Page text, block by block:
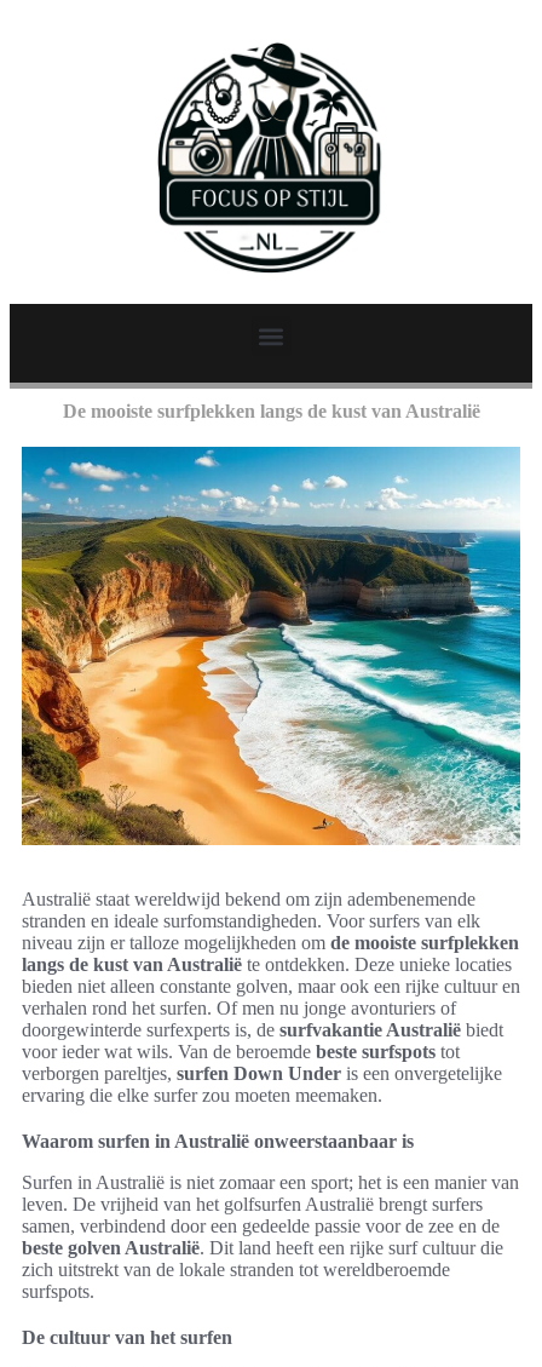
De mooiste surfplekken langs de kust van Australië
Australië staat wereldwijd bekend om zijn adembenemende
stranden en ideale surfomstandigheden. Voor surfers van elk
niveau zijn er talloze mogelijkheden om de mooiste surfplekken
langs de kust van Australië te ontdekken. Deze unieke locaties
bieden niet alleen constante golven, maar ook een rijke cultuur en
verhalen rond het surfen. Of men nu jonge avonturiers of
doorgewinterde surfexperts is, de surfvakantie Australië biedt
voor ieder wat wils. Van de beroemde beste surfspots tot
verborgen pareltjes, surfen Down Under is een onvergetelijke
ervaring die elke surfer zou moeten meemaken.
Waarom surfen in Australië onweerstaanbaar is
Surfen in Australië is niet zomaar een sport; het is een manier van
leven. De vrijheid van het golfsurfen Australië brengt surfers
samen, verbindend door een gedeelde passie voor de zee en de
beste golven Australië. Dit land heeft een rijke surf cultuur die
zich uitstrekt van de lokale stranden tot wereldberoemde
surfspots.
De cultuur van het surfen